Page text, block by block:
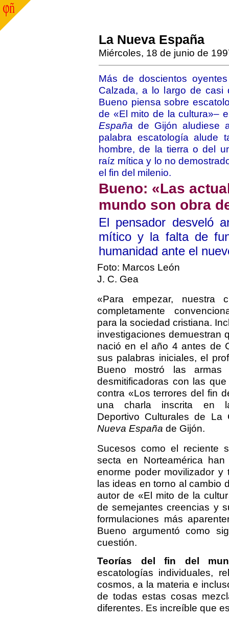
La Nueva España
Miércoles, 18 de junio de
Más de doscientos
Calzada, a lo largo de casi
Bueno piensa sobre
de «El mito de la cultura»–
España de Gijón aludiese
palabra escatología alude
hombre, de la tierra o del
raíz mítica y lo no
el fin del milenio.
Bueno: «Las
mundo son obra
El pensador desveló
mítico y la falta de
humanidad ante el
Foto: Marcos León
J. C. Gea
«Para empezar, nuestra
completamente
para la sociedad cristiana.
investigaciones demuestran
nació en el año 4 antes de
sus palabras iniciales, el
Bueno mostró las armas
desmitificadoras con las
contra «Los terrores del fin
una charla inscrita en
Deportivo Culturales de
Nueva España de Gijón.
Sucesos como el reciente
secta en Norteamérica
enorme poder movilizador
las ideas en torno al cambio
autor de «El mito de la
de semejantes creencias y
formulaciones más
Bueno argumentó como
cuestión.
Teorías del fin del
escatologías individuales,
cosmos, a la materia e
de todas estas cosas
diferentes. Es increíble que